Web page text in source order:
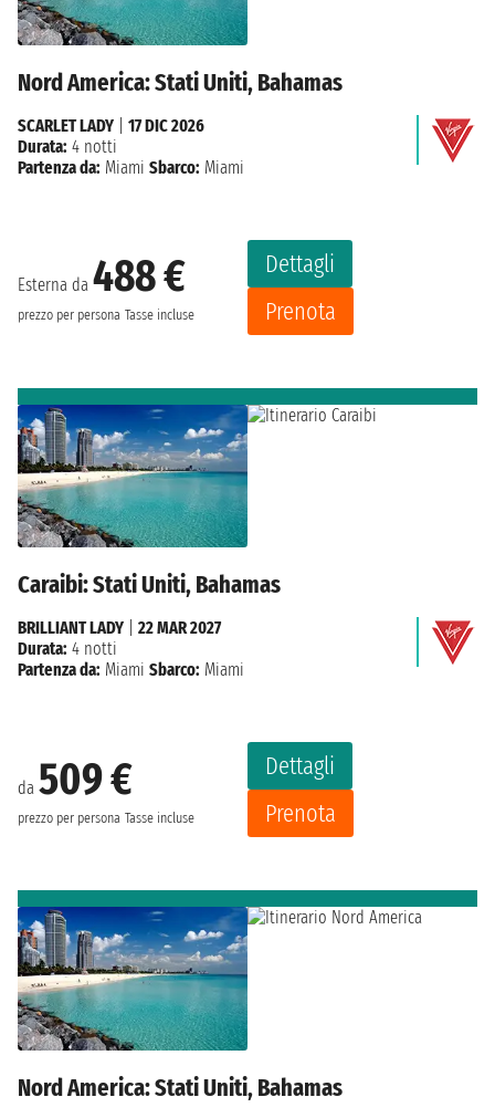
Nord America: Stati Uniti, Bahamas
Esterna da 488 €
prezzo per persona Tasse incluse
Dettagli
Prenota
SCARLET LADY
17 DIC 2026
Durata: 4 notti
Partenza da: Miami Sbarco: Miami
Caraibi: Stati Uniti, Bahamas
da 509 €
prezzo per persona Tasse incluse
Dettagli
Prenota
BRILLIANT LADY
22 MAR 2027
Durata: 4 notti
Partenza da: Miami Sbarco: Miami
Nord America: Stati Uniti, Bahamas